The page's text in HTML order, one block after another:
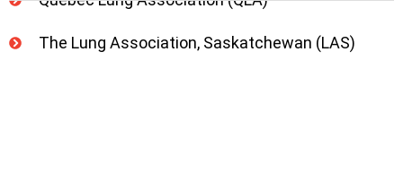
The Lung Association, Saskatchewan (LAS)